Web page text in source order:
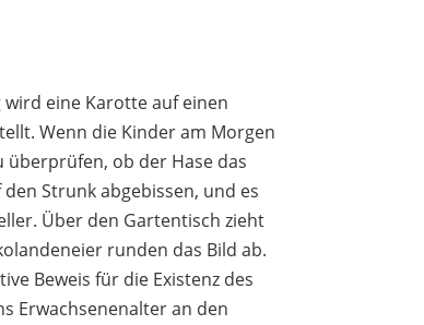
eine Karotte auf einen
Wenn die Kinder am Morgen
überprüfen, ob der Hase das
Strunk abgebissen, und es
Über den Gartentisch zieht
runden das Bild ab.
Beweis für die Existenz des
Erwachsenenalter an den